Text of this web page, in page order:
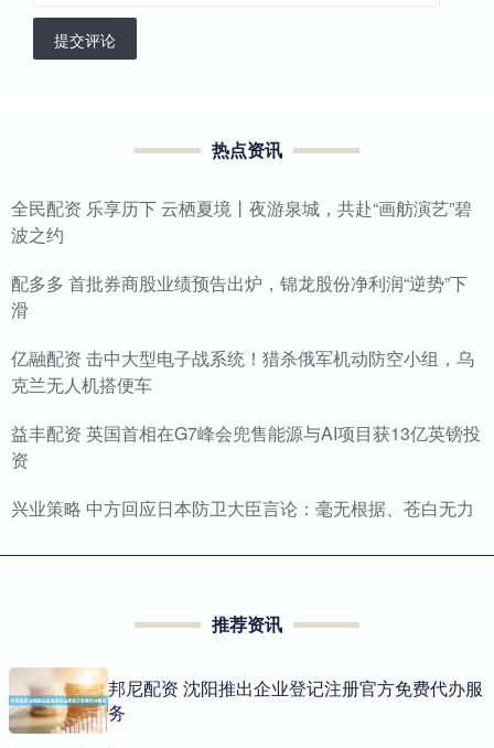
提交评论
热点资讯
全民配资 乐享历下 云栖夏境丨夜游泉城，共赴“画舫演艺”碧
波之约
配多多 首批券商股业绩预告出炉，锦龙股份净利润“逆势”下
滑
亿融配资 击中大型电子战系统！猎杀俄军机动防空小组，乌
克兰无人机搭便车
益丰配资 英国首相在G7峰会兜售能源与AI项目获13亿英镑投
资
兴业策略 中方回应日本防卫大臣言论：毫无根据、苍白无力
推荐资讯
邦尼配资 沈阳推出企业登记注册官方免费代办服
务